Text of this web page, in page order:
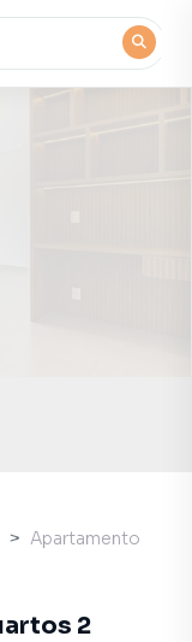
Apartamento
2